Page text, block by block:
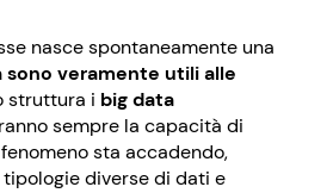
nasce spontaneamente una
sono veramente utili alle
struttura i big data
sempre la capacità di
sta accadendo,
diverse di dati e